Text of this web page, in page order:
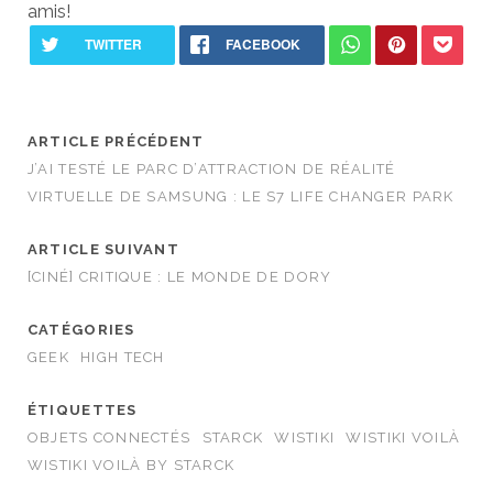
amis!
ARTICLE PRÉCÉDENT
J’AI TESTÉ LE PARC D’ATTRACTION DE RÉALITÉ
VIRTUELLE DE SAMSUNG : LE S7 LIFE CHANGER PARK
ARTICLE SUIVANT
[CINÉ] CRITIQUE : LE MONDE DE DORY
CATÉGORIES
GEEK
HIGH TECH
ÉTIQUETTES
OBJETS CONNECTÉS
STARCK WISTIKI
WISTIKI VOILÀ
WISTIKI VOILÀ BY STARCK